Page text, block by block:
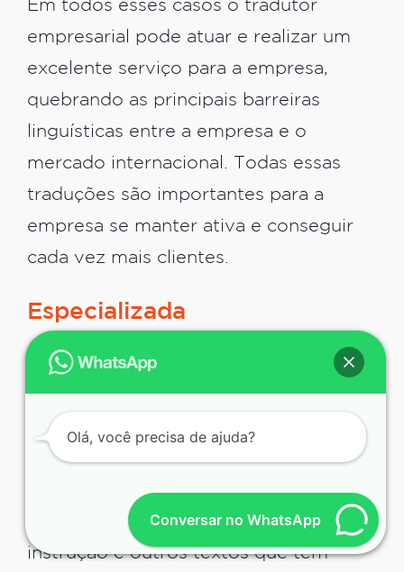
Em todos esses casos o tradutor
empresarial pode atuar e realizar um
excelente serviço para a empresa,
quebrando as principais barreiras
linguísticas entre a empresa e o
mercado internacional. Todas essas
traduções são importantes para a
empresa se manter ativa e conseguir
cada vez mais clientes.
Especializada
Outro serviço importante é a tradução
especializada, ainda no âmbito
comercial. Este tipo de serviço é
dedicado a textos mais técnicos que
exigem algum tipo de especialização,
como apostilas didáticas, manuais de
instrução e outros textos que têm
Conversar no WhatsApp
Olá, você precisa de ajuda?